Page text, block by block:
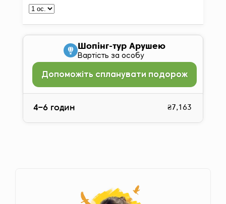
Шопінг-тур Арушею
Вартість за особу
Допоможіть спланувати подорож
4–6 годин ₴7,163